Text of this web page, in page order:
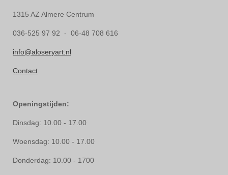
1315 AZ Almere Centrum
036-525 97 92 - 06-48 708 616
info@aloseryart.nl
Contact
Openingstijden:
Dinsdag: 10.00 - 17.00
Woensdag: 10.00 - 17.00
Donderdag: 10.00 - 1700